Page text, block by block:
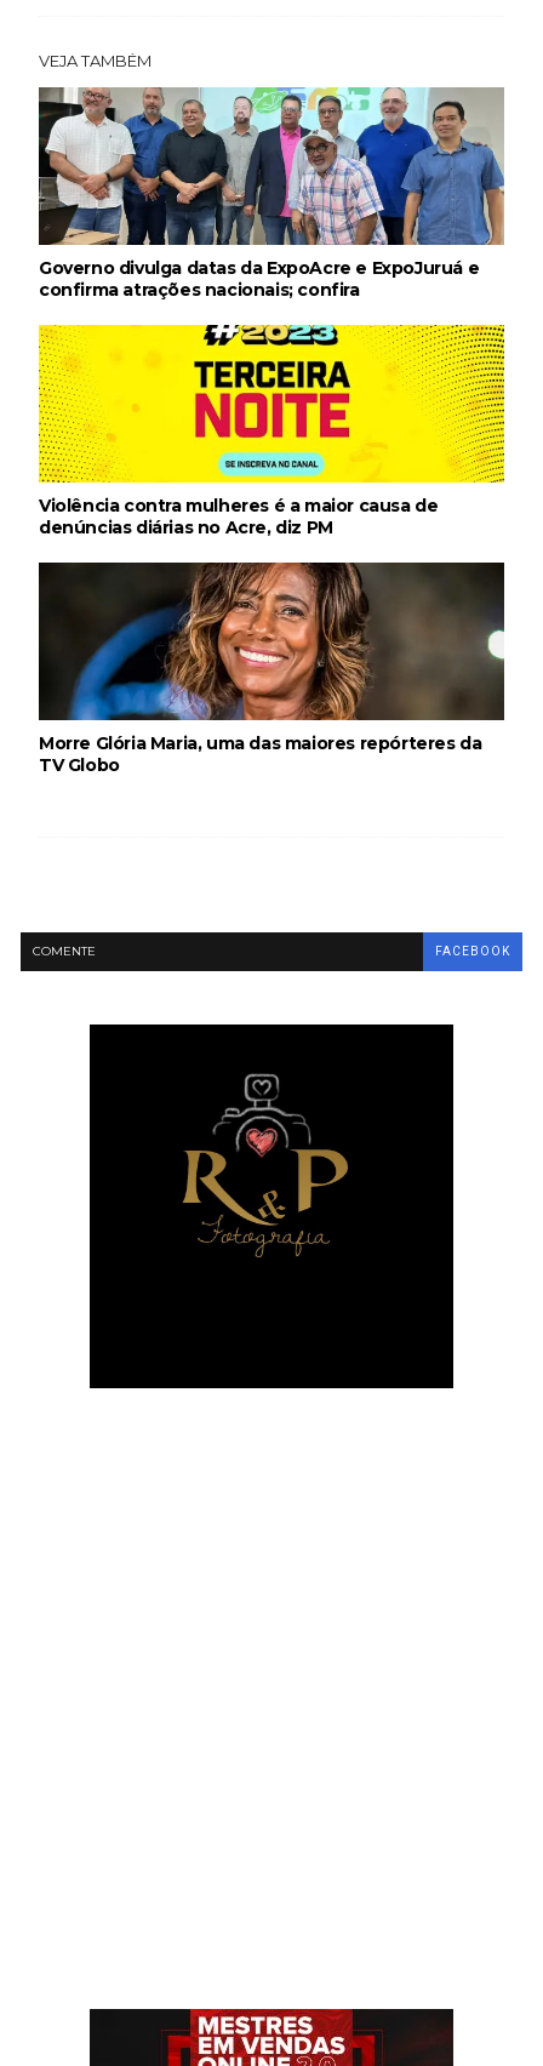
VEJA TAMBÉM
Governo divulga datas da ExpoAcre e ExpoJuruá e
confirma atrações nacionais; confira
Violência contra mulheres é a maior causa de
denúncias diárias no Acre, diz PM
Morre Glória Maria, uma das maiores repórteres da
TV Globo
COMENTE FACEBOOK